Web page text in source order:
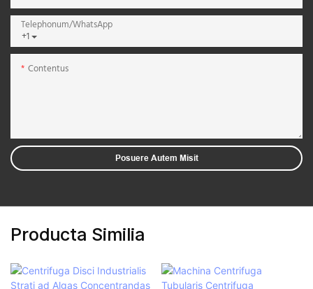
+1
Telephonum/WhatsApp
Contentus
Posuere Autem Misit
Producta Similia